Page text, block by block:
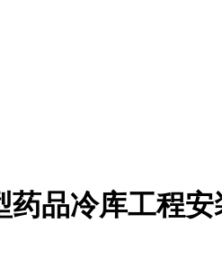
药品冷库工程安